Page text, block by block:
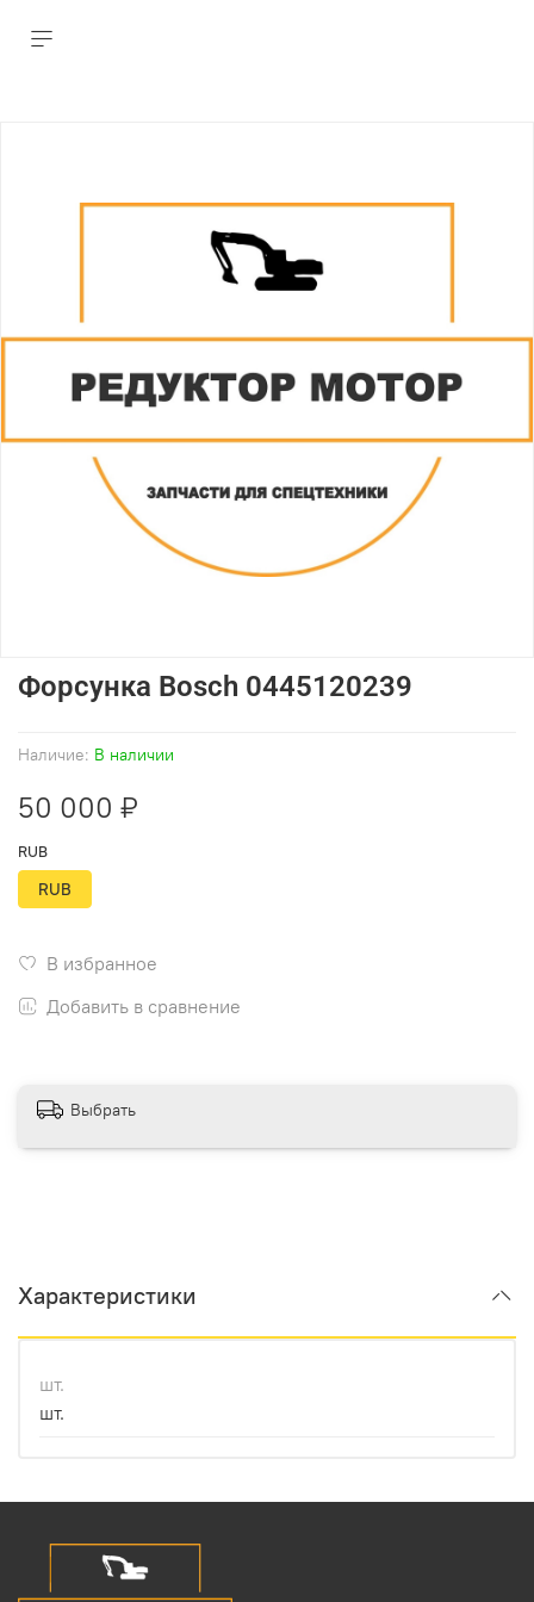
Наличие: В наличии
Форсунка Bosch 0445120239
50 000 ₽
В избранное
Добавить в сравнение
RUB
RUB
Выбрать
Характеристики
шт.
шт.